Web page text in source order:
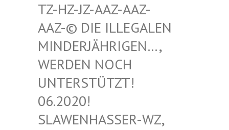
HZ-JZ-AAZ-AAZ-AAZ
-© DIE ILLEGALEN MIN
DERJÄHRIGEN…, WER
DEN NOCH UNT
ERSTÜTZT! 06.
2020! SLA
WENHASSER-WZ, MUS